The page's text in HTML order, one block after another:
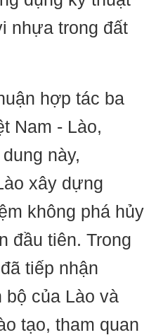
nhựa trong đất
hợp tác ba
Nam - Lào,
này,
xây dựng
không phá hủy
đầu tiên. Trong
tiếp nhận
của Lào và
tạo, tham quan